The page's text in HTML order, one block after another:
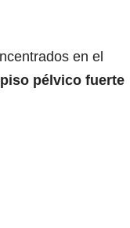
en el
pélvico fuerte